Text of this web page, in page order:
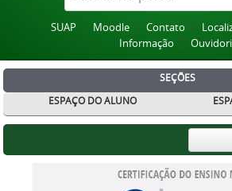
SUAP Moodle Contato
Informação
SEÇÕES
ESPAÇO DO ALUNO